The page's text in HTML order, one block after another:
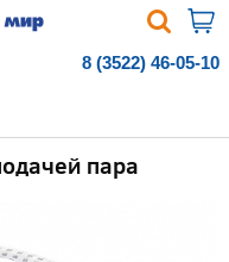
8 (3522) 46-05-10
пара